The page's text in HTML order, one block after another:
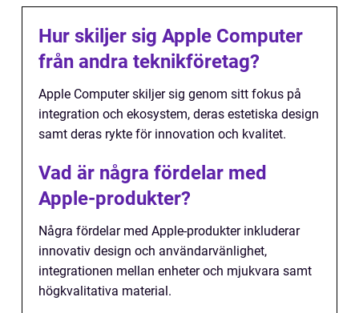
Hur skiljer sig Apple Computer
från andra teknikföretag?
Apple Computer skiljer sig genom sitt fokus på
integration och ekosystem, deras estetiska design
samt deras rykte för innovation och kvalitet.
Vad är några fördelar med
Apple-produkter?
Några fördelar med Apple-produkter inkluderar
innovativ design och användarvänlighet,
integrationen mellan enheter och mjukvara samt
högkvalitativa material.